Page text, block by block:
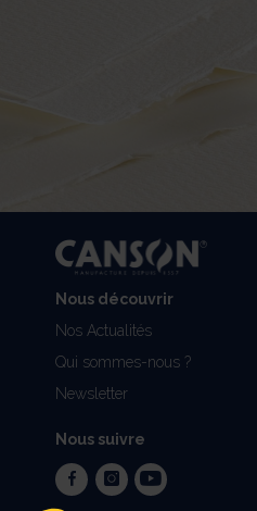
Nous découvrir
Nos Actualités
Qui sommes-nous ?
Newsletter
Nous suivre
facebookinstagram
youtube